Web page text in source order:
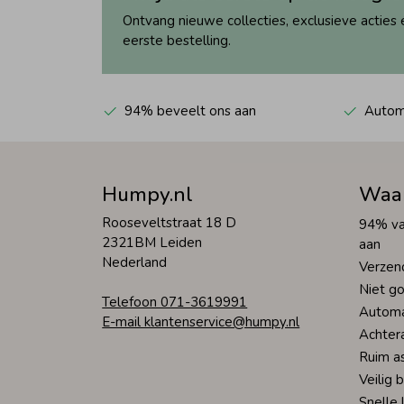
Ontvang nieuwe collecties, exclusieve
eerste bestelling.
94% beveelt ons aan
Humpy.nl
Rooseveltstraat 18 D
2321BM Leiden
Nederland
Telefoon 071-3619991
E-mail klantenservice@humpy.nl
94%
aan
Niet
Ruim
Veilig